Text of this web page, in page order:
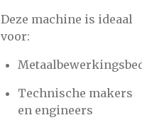
Deze machine is ideaal
voor:
Technische makers
en engineers